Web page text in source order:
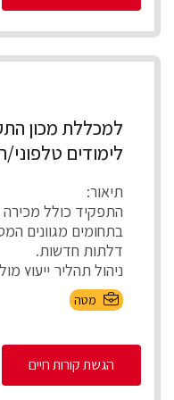
למכללת מכון
לימודים
תיאור:
התפקיד כולל מכירה
בתחומים מגוונים
דלתות חדשות.
ניהול תהליך ייעוץ
מטה
הגשת קורות חיים